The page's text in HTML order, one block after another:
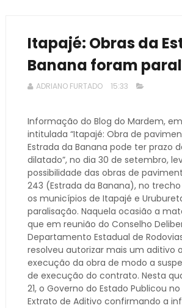
Itapajé: Obras da
Banana foram
ADRIANO FURTADO 15:33
Informação do Blog do Mardem,
intitulada “Itapajé: Obra de
Estrada da Banana pode ter prazo
dilatado”, no dia 30 de setembro,
possibilidade das obras de
243 (Estrada da Banana), no
os municípios de Itapajé e
paralisação. Naquela ocasião a
que em reunião do Conselho
Departamento Estadual de Rodovias
resolveu autorizar mais um aditivo
execução da obra de modo a
de execução do contrato. Nesta
21, o Governo do Estado Publicou
Extrato de Aditivo confirmando a